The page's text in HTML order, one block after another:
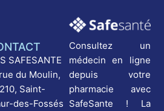
Consultez un
médecin en ligne
depuis votre
pharmacie avec
SafeSante ! La
SAFESANTE
du Moulin,
Saint-
des-Fossés